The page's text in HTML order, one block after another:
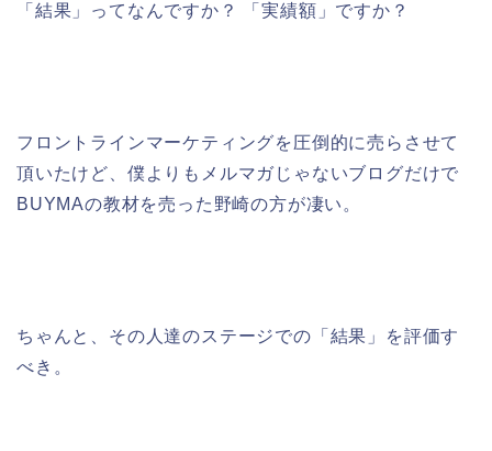
「結果」ってなんですか？ 「実績額」ですか？
フロントラインマーケティングを圧倒的に売らさせて
頂いたけど、僕よりもメルマガじゃないブログだけで
BUYMAの教材を売った野崎の方が凄い。
ちゃんと、その人達のステージでの「結果」を評価す
べき。